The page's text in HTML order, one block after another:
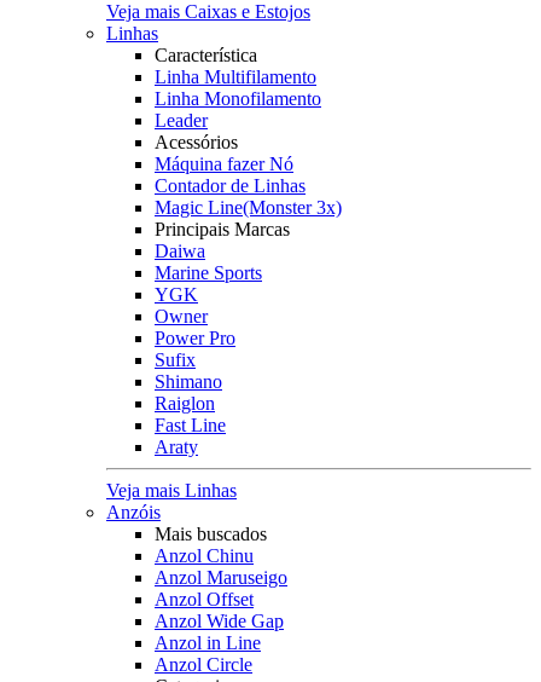
Veja mais Caixas e Estojos
Linhas
Característica
Linha Multifilamento
Linha Monofilamento
Leader
Acessórios
Máquina fazer Nó
Contador de Linhas
Magic Line(Monster 3x)
Principais Marcas
Daiwa
Marine Sports
YGK
Owner
Power Pro
Sufix
Shimano
Raiglon
Fast Line
Araty
Veja mais Linhas
Anzóis
Mais buscados
Anzol Chinu
Anzol Maruseigo
Anzol Offset
Anzol Wide Gap
Anzol in Line
Anzol Circle